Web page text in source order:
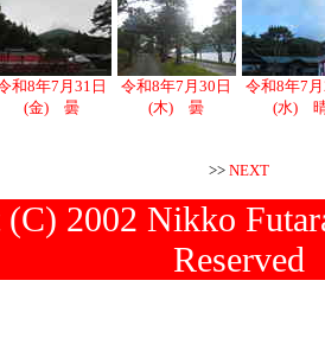
和8年7月31日
(金) 曇
令和8年7月30日
(木) 曇
令和8年7
(水)
>> NEXT
2002 Nikko
Reserved